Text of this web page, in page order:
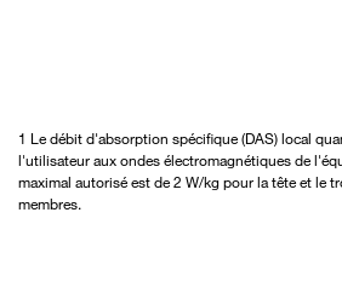
1 Le débit d'absorption spécifique (DAS) local
l'utilisateur aux ondes électromagnétiques de
maximal autorisé est de 2 W/kg pour la tête et le
membres.